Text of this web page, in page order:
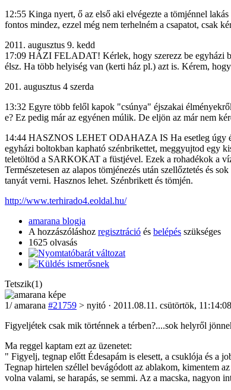
12:55 Kinga nyert, ő az első aki elvégezte a tömjénnel
fontos mindez, ezzel még nem terhelném a csapatot, csak
2011. augusztus 9. kedd
17:09 HÁZI FELADAT! Kérlek, hogy szerezz be egyházi
élsz. Ha több helyiség van (kerti ház pl.) azt is. Kérem,
201. augusztus 4 szerda
13:32 Egyre több felől kapok "csúnya" éjszakai
e? Ez pedig már az egyénen múlik. De eljön az már nem
14:44 HASZNOS LEHET ODAHAZA IS Ha esetleg úgy
egyházi boltokban kapható szénbrikettet, meggyujtod egy
teletöltöd a SARKOKAT a füstjével. Ezek a rohadékok a
Természetesen az alapos tömjénezés után szellőztetés és
tanyát verni. Hasznos lehet. Szénbrikett és tömjén.
http://www.terhirado4.eoldal.hu/
amarana blogja
A hozzászóláshoz regisztráció és belépés szükséges
1625 olvasás
Tetszik(1)
1/amarana #21759 > nyitó · 2011.08.11. csütörtök, 11:14:08
Figyeljétek csak mik történnek a térben?....sok helyről
Ma reggel kaptam ezt az üzenetet:
" Figyelj, tegnap előtt Édesapám is elesett, a csuklója és a
Tegnap hirtelen széllel bevágódott az ablakom, kimentem
volna valami, se harapás, se semmi. Az a macska, nagyon